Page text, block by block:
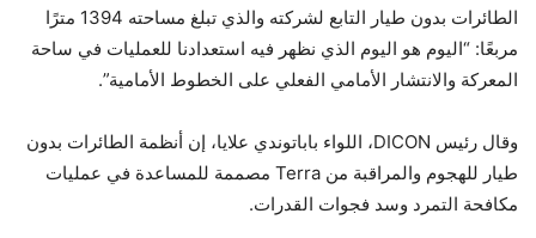
الطائرات بدون طيار التابع لشركته والذي تبلغ مساحته 1394 مترًا
مربعًا: “اليوم هو اليوم الذي نظهر فيه استعدادنا للعمليات في ساحة
المعركة والانتشار الأمامي الفعلي على الخطوط الأمامية”.
وقال رئيس DICON، اللواء باباتوندي علايا، إن أنظمة الطائرات بدون
طيار للهجوم والمراقبة من Terra مصممة للمساعدة في عمليات
مكافحة التمرد وسد فجوات القدرات.